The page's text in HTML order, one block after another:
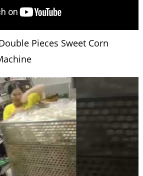
Pieces Sweet Corn